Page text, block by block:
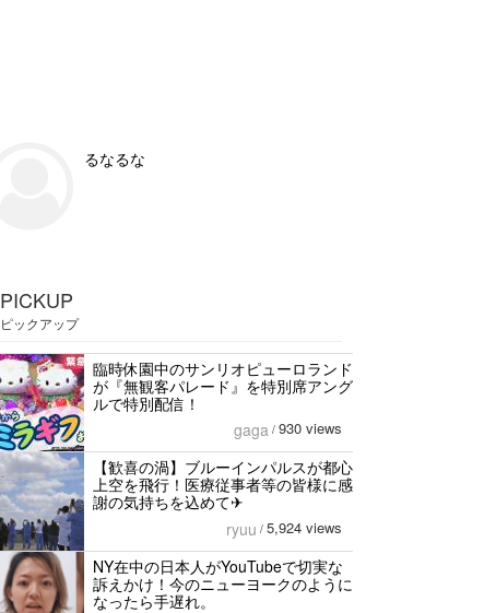
るなるな
PICKUP
ピックアップ
臨時休園中のサンリオピューロランド
が『無観客パレード』を特別席アング
ルで特別配信！
gaga / 930 views
【歓喜の渦】ブルーインパルスが都心
上空を飛行！医療従事者等の皆様に感
謝の気持ちを込めて✈︎
ryuu / 5,924 views
NY在中の日本人がYouTubeで切実な
訴えかけ！今のニューヨークのように
なったら手遅れ。